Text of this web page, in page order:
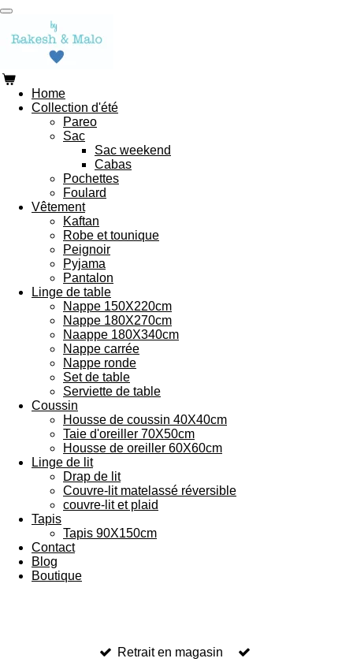
Passer
contenu
principal
Home
Collection d'été
Pareo
Sac
Sac weekend
Cabas
Pochettes
Foulard
Vêtement
Kaftan
Robe et tounique
Peignoir
Pyjama
Pantalon
Linge de table
Nappe 150X220cm
Nappe 180X270cm
Naappe 180X340cm
Nappe carrée
Nappe ronde
Set de table
Serviette de table
Coussin
Housse de coussin 40X40cm
Taie d'oreiller 70X50cm
Housse de oreiller 60X60cm
Linge de lit
Drap de lit
Couvre-lit matelassé réversible
couvre-lit et plaid
Tapis
Tapis 90X150cm
Contact
Blog
Boutique
Retrait en magasin